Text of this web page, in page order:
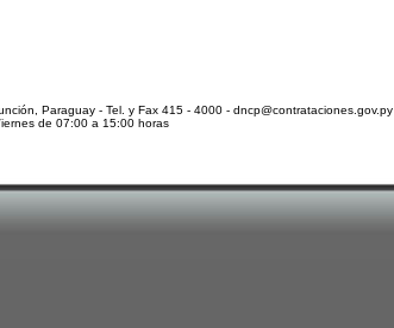
Paraguay - Tel. y Fax 415 - 4000 - dncp@contrataciones.gov.py
de 07:00 a 15:00 horas